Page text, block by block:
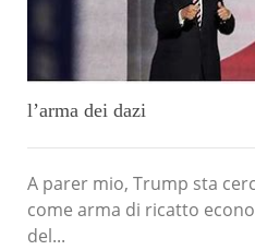
l’arma dei dazi
A parer mio, Trump sta
come arma di ricatto
del...